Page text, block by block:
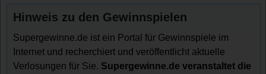
Hinweis zu den Gewinnspielen
Supergewinne.de ist ein Portal für Gewinnspiele im
Internet und recherchiert und veröffentlicht aktuelle
Verlosungen für Sie. Supergewinne.de veranstaltet die